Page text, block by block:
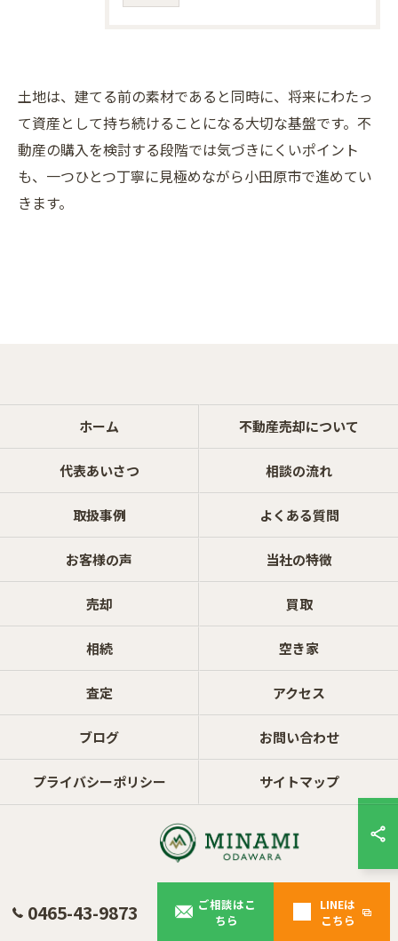
土地は、建てる前の素材であると同時に、将来にわたっ
て資産として持ち続けることになる大切な基盤です。不
動産の購入を検討する段階では気づきにくいポイント
も、一つひとつ丁寧に見極めながら小田原市で進めてい
きます。
0465-43-9873
ご相談はこ
ちら
LINEは
こちら
ホーム 不動産売却について
代表あいさつ 相談の流れ
取扱事例 よくある質問
お客様の声 当社の特徴
売却 買取
相続 空き家
査定 アクセス
ブログ お問い合わせ
プライバシーポリシー サイトマップ
© 2026 神奈川県小田原市の不動産ならミナミノイエ ALL RIGHTS RESERVED.
ご相談はこちら